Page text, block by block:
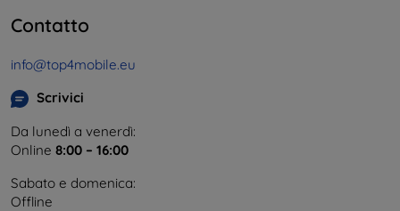
Contatto
info@top4mobile.eu
Scrivici
Da lunedì a venerdì:
Online 8:00 – 16:00
Sabato e domenica:
Offline